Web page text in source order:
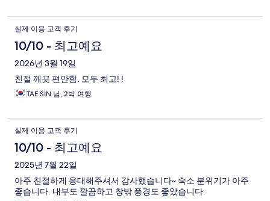
실제 이용 고객 후기
10/10 - 최고예요
2026년 3월 19일
친절 깨끗 편안함. 모두 최고! !
TAE SIN 님, 2박 여행
실제 이용 고객 후기
10/10 - 최고예요
2025년 7월 22일
아주 친절하게 응대해주셔서 감사했습니다~ 숙소 분위기가 아주
좋습니다. 내부도 깔끔하고 창밖 풍경도 좋았습니다.